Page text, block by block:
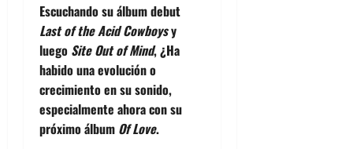
Escuchando su álbum debut
Last of the Acid Cowboysy
luego Site Out of Mind, ¿Ha
habido una evolución o
crecimiento en su sonido,
especialmente ahora con su
próximo álbum Of Love.